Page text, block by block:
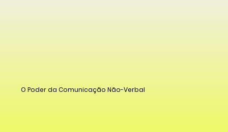
O Poder da Comunicação Não-Verbal